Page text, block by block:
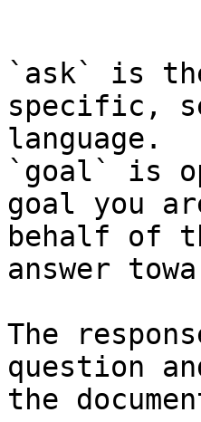
```
`ask` is
specific,
language.
`goal` is
goal you
behalf of
answer
The
question
the